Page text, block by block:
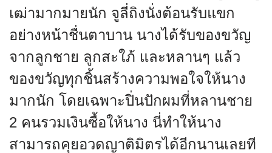
เฒ่ามากมายนัก จูลี่ถิงนั่งต้อนรับแขก
อย่างหน้าชื่นตาบาน นางได้รับของขวัญ
จากลูกชาย ลูกสะใภ้ และหลานๆ แล้ว
ของขวัญทุกชิ้นสร้างความพอใจให้นาง
มากนัก โดยเฉพาะปิ่นปักผมที่หลานชาย
2 คนรวมเงินซื้อให้นาง นี่ทำให้นาง
สามารถคุยอวดญาติมิตรได้อีกนานเลยที